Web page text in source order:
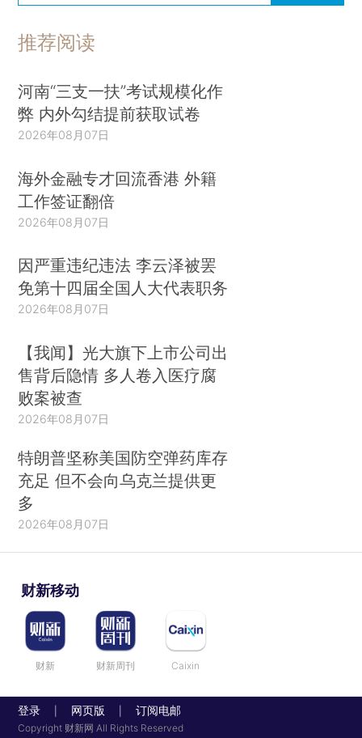
推荐阅读
河南“三支一扶”考试规模化作
弊 内外勾结提前获取试卷
2026年08月07日
海外金融专才回流香港 外籍
工作签证翻倍
2026年08月07日
因严重违纪违法 李云泽被罢
免第十四届全国人大代表职务
2026年08月07日
【我闻】光大旗下上市公司出
售背后隐情 多人卷入医疗腐
败案被查
2026年08月07日
特朗普坚称美国防空弹药库存
充足 但不会向乌克兰提供更
多
2026年08月07日
财新移动
财新 财新周刊 Caixin
登录 网页版 订阅电邮
Copyright 财新网 All Rights Reserved